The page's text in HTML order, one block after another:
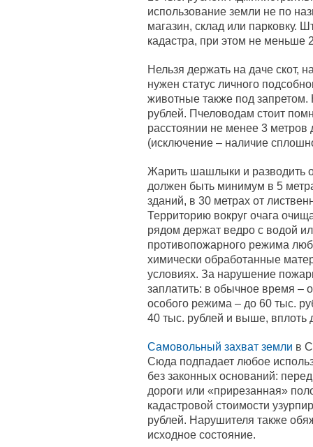
использование земли не по
магазин, склад или парковку.
кадастра, при этом не меньше
Нельзя держать на даче скот,
нужен статус личного
животные также под
рублей. Пчеловодам стоит
расстоянии не менее 3 метров
(исключение – наличие
Жарить шашлыки и разводить
должен быть минимум в 5
зданий, в 30 метрах от
Территорию вокруг очага
рядом держат ведро с водой
противопожарного режима
химически обработанные
условиях. За нарушение
заплатить: в обычное время –
особого режима – до 60 тыс.
40 тыс. рублей и выше, вплоть
Самовольный захват земли в
Сюда подпадает любое
без законных оснований:
дороги или «прирезанная»
кадастровой стоимости
рублей. Нарушителя также
исходное состояние.